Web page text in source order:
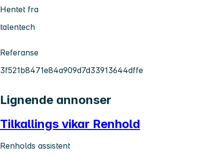
Hentet fra
talentech
Referanse
3f521b8471e84a909d7d33913644dffe
Lignende annonser
Tilkallings vikar Renhold
Renholds assistent